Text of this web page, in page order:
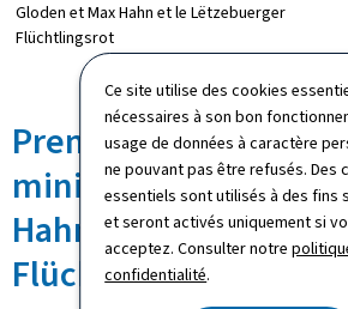
Ce site utilise des cookies
nécessaires à son bon
usage de données à caractère
ne pouvant pas être refusés. Des
essentiels sont utilisés à des fins
et seront activés uniquement si
acceptez. Consulter notre
confidentialité.
Gloden et Max Hahn et le Lëtzebuerger
Flüchtlingsrot
Premier échange
ministres Léon
Hahn et le
Flüchtlingsrot